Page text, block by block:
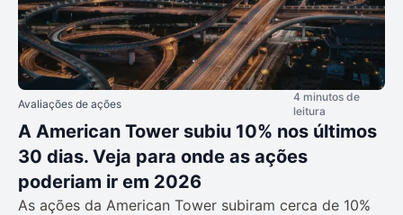
Avaliações de ações
4 minutos de
leitura
A American Tower subiu 10% nos últimos
30 dias. Veja para onde as ações
poderiam ir em 2026
As ações da American Tower subiram cerca de 10%